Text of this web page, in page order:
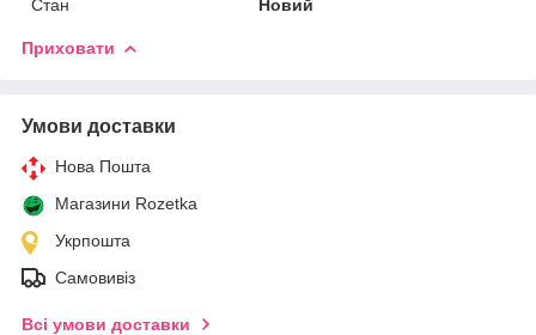
Стан
Новий
Приховати
Умови доставки
Нова Пошта
Магазини Rozetka
Укрпошта
Самовивіз
Всі умови доставки